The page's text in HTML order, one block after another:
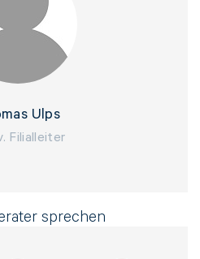
hier Ihre
Ulps
Filialleiter
sprechen